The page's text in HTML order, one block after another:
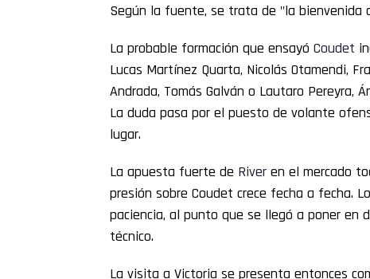
Según la fuente, se trata de "la bienvenida
La probable formación que ensayó Coudet
Lucas Martínez Quarta, Nicolás Otamendi,
Andrada, Tomás Galván o Lautaro Pereyra,
La duda pasa por el puesto de volante
lugar.
La apuesta fuerte de River en el mercado
presión sobre Coudet crece fecha a fecha.
paciencia, al punto que se llegó a poner en
técnico.
La visita a Victoria se presenta entonces